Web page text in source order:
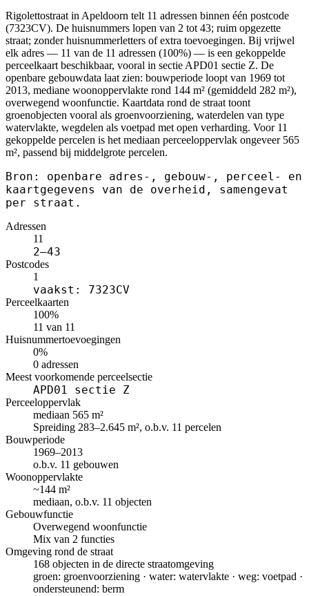
Rigolettostraat in Apeldoorn telt 11 adressen binnen één postcode
(7323CV). De huisnummers lopen van 2 tot 43; ruim opgezette
straat; zonder huisnummerletters of extra toevoegingen. Bij vrijwel
elk adres — 11 van de 11 adressen (100%) — is een gekoppelde
perceelkaart beschikbaar, vooral in sectie APD01 sectie Z. De
openbare gebouwdata laat zien: bouwperiode loopt van 1969 tot
2013, mediane woonoppervlakte rond 144 m² (gemiddeld 282 m²),
overwegend woonfunctie. Kaartdata rond de straat toont
groenobjecten vooral als groenvoorziening, waterdelen van type
watervlakte, wegdelen als voetpad met open verharding. Voor 11
gekoppelde percelen is het mediaan perceeloppervlak ongeveer 565
m², passend bij middelgrote percelen.
Bron: openbare adres-, gebouw-, perceel- en
kaartgegevens van de overheid, samengevat
per straat.
Adressen
11
2–43
Postcodes
1
vaakst: 7323CV
Perceelkaarten
100%
11 van 11
Huisnummertoevoegingen
0%
0 adressen
Meest voorkomende perceelsectie
APD01 sectie Z
Perceeloppervlak
mediaan 565 m²
Spreiding 283–2.645 m², o.b.v. 11 percelen
Bouwperiode
1969–2013
o.b.v. 11 gebouwen
Woonoppervlakte
~144 m²
mediaan, o.b.v. 11 objecten
Gebouwfunctie
Overwegend woonfunctie
Mix van 2 functies
Omgeving rond de straat
168 objecten in de directe straatomgeving
groen: groenvoorziening · water: watervlakte · weg: voetpad ·
ondersteunend: berm